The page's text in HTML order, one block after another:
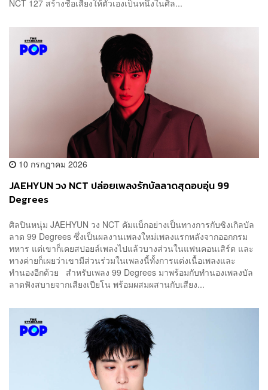
NCT 127 สร้างชื่อเสียงให้ตัวเองเป็นหนึ่งในศิล...
10 กรกฎาคม 2026
JAEHYUN วง NCT ปล่อยเพลงรักบัลลาดสุดอบอุ่น 99
Degrees
ศิลปินหนุ่ม JAEHYUN วง NCT คัมแบ็กอย่างเป็นทางการกับซิงเกิลบัล
ลาด 99 Degrees ซึ่งเป็นผลงานเพลงใหม่เพลงแรกหลังจากออกกรม
ทหาร แต่เขาก็เคยสปอยล์เพลงไปแล้วบางส่วนในแฟนคอนเสิร์ต และ
ทางค่ายก็เผยว่าเขามีส่วนร่วมในเพลงนี้ทั้งการแต่งเนื้อเพลงและ
ทำนองอีกด้วย สำหรับเพลง 99 Degrees มาพร้อมกับทำนองเพลงบัล
ลาดฟังสบายจากเสียงเปียโน พร้อมผสมผสานกับเสียง...